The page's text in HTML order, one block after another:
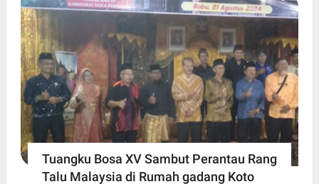
Tuangku Bosa XV Sambut Perantau Rang
Talu Malaysia di Rumah gadang Koto